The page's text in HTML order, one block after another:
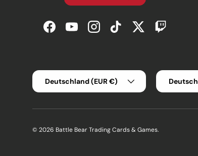
FacebookYouTubeInstagramTikTokTwitterTwitch
Land/Region
Deutschland (EUR €)
Sprache
Deutsch
© 2026 Battle Bear Trading Cards & Games.